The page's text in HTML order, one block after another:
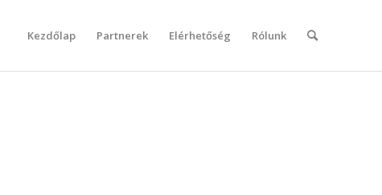
Kezdőlap Partnerek Elérhetőség Rólunk